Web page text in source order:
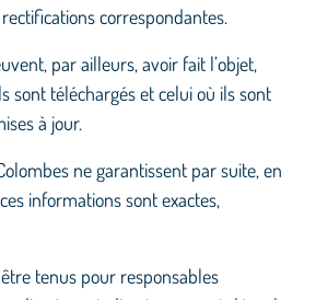
correspondantes.
par ailleurs, avoir fait l’objet,
sont téléchargés et celui où ils sont
à jour.
ne garantissent par suite, en
informations sont exactes,
tenus pour responsables